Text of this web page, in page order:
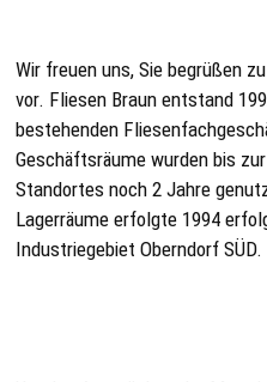
Wir freuen uns, Sie begrüßen
vor. Fliesen Braun entstand
bestehenden
Geschäftsräume wurden bis
Standortes noch 2 Jahre
Lagerräume erfolgte 1994
Industriegebiet Oberndorf SÜD.